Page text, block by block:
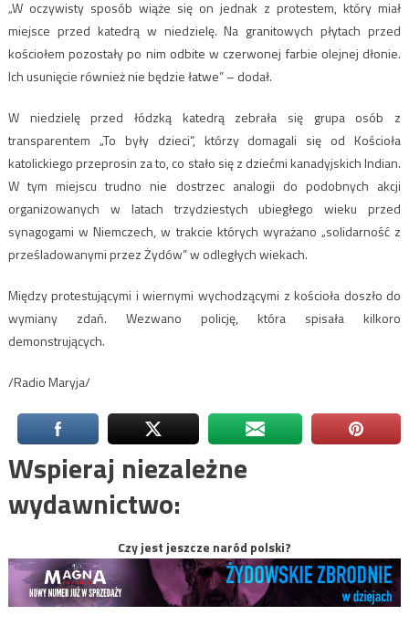
„W oczywisty sposób wiąże się on jednak z protestem, który miał
miejsce przed katedrą w niedzielę. Na granitowych płytach przed
kościołem pozostały po nim odbite w czerwonej farbie olejnej dłonie.
Ich usunięcie również nie będzie łatwe” – dodał.
W niedzielę przed łódzką katedrą zebrała się grupa osób z
transparentem „To były dzieci”, którzy domagali się od Kościoła
katolickiego przeprosin za to, co stało się z dziećmi kanadyjskich Indian.
W tym miejscu trudno nie dostrzec analogii do podobnych akcji
organizowanych w latach trzydziestych ubiegłego wieku przed
synagogami w Niemczech, w trakcie których wyrażano „solidarność z
prześladowanymi przez Żydów” w odległych wiekach.
Między protestującymi i wiernymi wychodzącymi z kościoła doszło do
wymiany zdań. Wezwano policję, która spisała kilkoro
demonstrujących.
/Radio Maryja/
Wspieraj niezależne
wydawnictwo:
Czy jest jeszcze naród polski?